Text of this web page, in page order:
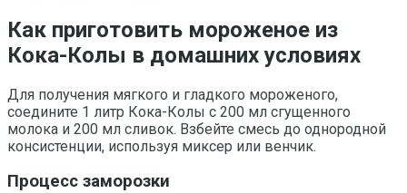
Как приготовить мороженое из
Кока-Колы в домашних условиях
Для получения мягкого и гладкого мороженого,
соедините 1 литр Кока-Колы с 200 мл сгущенного
молока и 200 мл сливок. Взбейте смесь до однородной
консистенции, используя миксер или венчик.
Процесс заморозки